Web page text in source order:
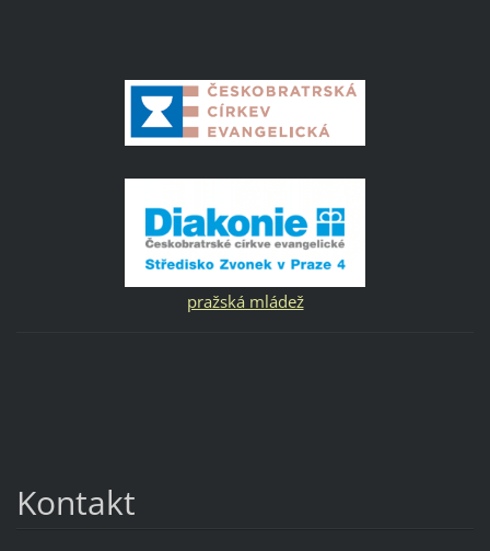
pražská mládež
Kontakt